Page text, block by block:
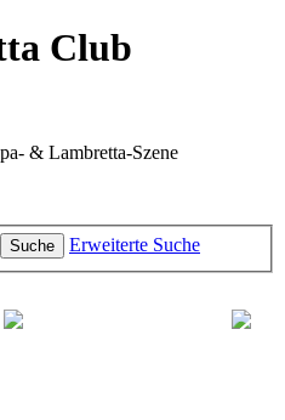
Club
& Lambretta-Szene
Suche Erweiterte Suche